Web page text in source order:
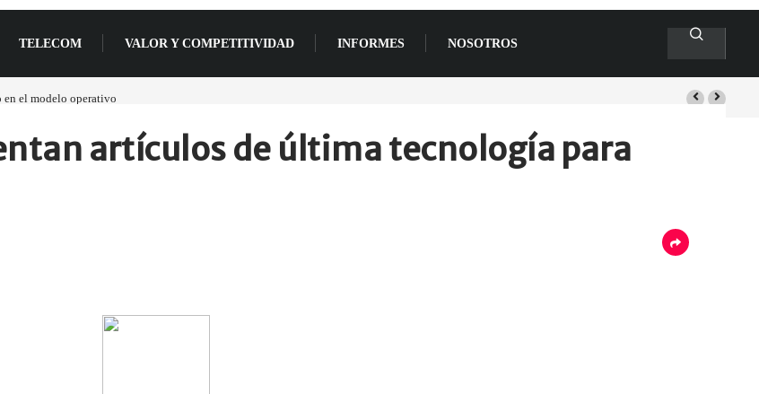
TELECOM VALOR Y COMPETITIVIDAD INFORMES NOSOTROS
en el modelo operativo
artículos de última tecnología para